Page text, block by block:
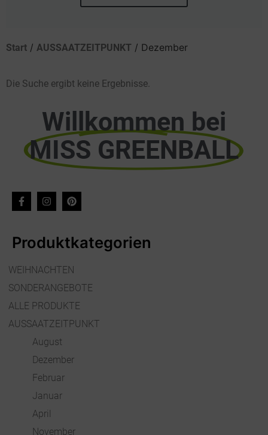
Start / AUSSAATZEITPUNKT / Dezember
Die Suche ergibt keine Ergebnisse.
Willkommen bei
MISS GREENBALL
Produktkategorien
WEIHNACHTEN
SONDERANGEBOTE
ALLE PRODUKTE
AUSSAATZEITPUNKT
August
Dezember
Februar
Januar
April
November